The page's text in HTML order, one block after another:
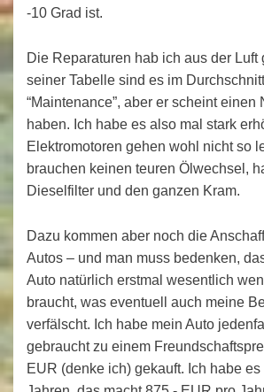
-10 Grad ist.
Die Reparaturen hab ich aus der Luft
seiner Tabelle sind es im
“Maintenance”, aber er scheint einen
haben. Ich habe es also mal stark
Elektromotoren gehen wohl nicht so
brauchen keinen teuren Ölwechsel,
Dieselfilter und den ganzen Kram.
Dazu kommen aber noch die
Autos – und man muss bedenken,
Auto natürlich erstmal wesentlich
braucht, was eventuell auch meine
verfälscht. Ich habe mein Auto
gebraucht zu einem
EUR (denke ich) gekauft. Ich habe